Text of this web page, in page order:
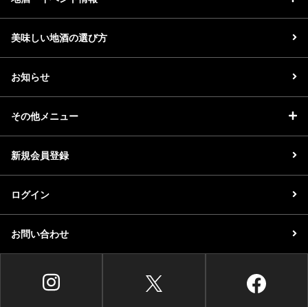
美味しい地酒の選び方
お知らせ
その他メニュー
新規会員登録
ログイン
お問い合わせ